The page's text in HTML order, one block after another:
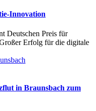
Innovation
Deutschen Preis für
Erfolg für die digitale
in Braunsbach zum